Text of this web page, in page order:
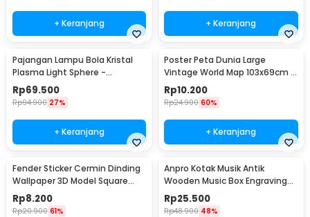
+ Keranjang + Keranjang
Pajangan Lampu Bola Kristal
Plasma Light Sphere -
ZC211700
Rp69.500
Rp94.900 27%
+ Keranjang
Poster Peta Dunia Large
Vintage World Map 103x69cm -
N401
Rp10.200
Rp24.900 60%
+ Keranjang
Fender Sticker Cermin Dinding
Wallpaper 3D Model Square
Mirror 9 PCS - Q353
Rp8.200
Rp20.900 61%
Anpro Kotak Musik Antik
Wooden Music Box Engraving
Harry Potter - ADQ0194
Rp25.500
Rp48.900 48%